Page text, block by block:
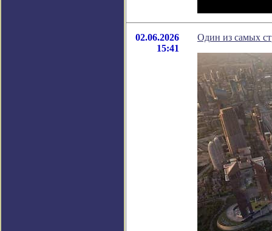
02.06.2026
15:41
Один из самых